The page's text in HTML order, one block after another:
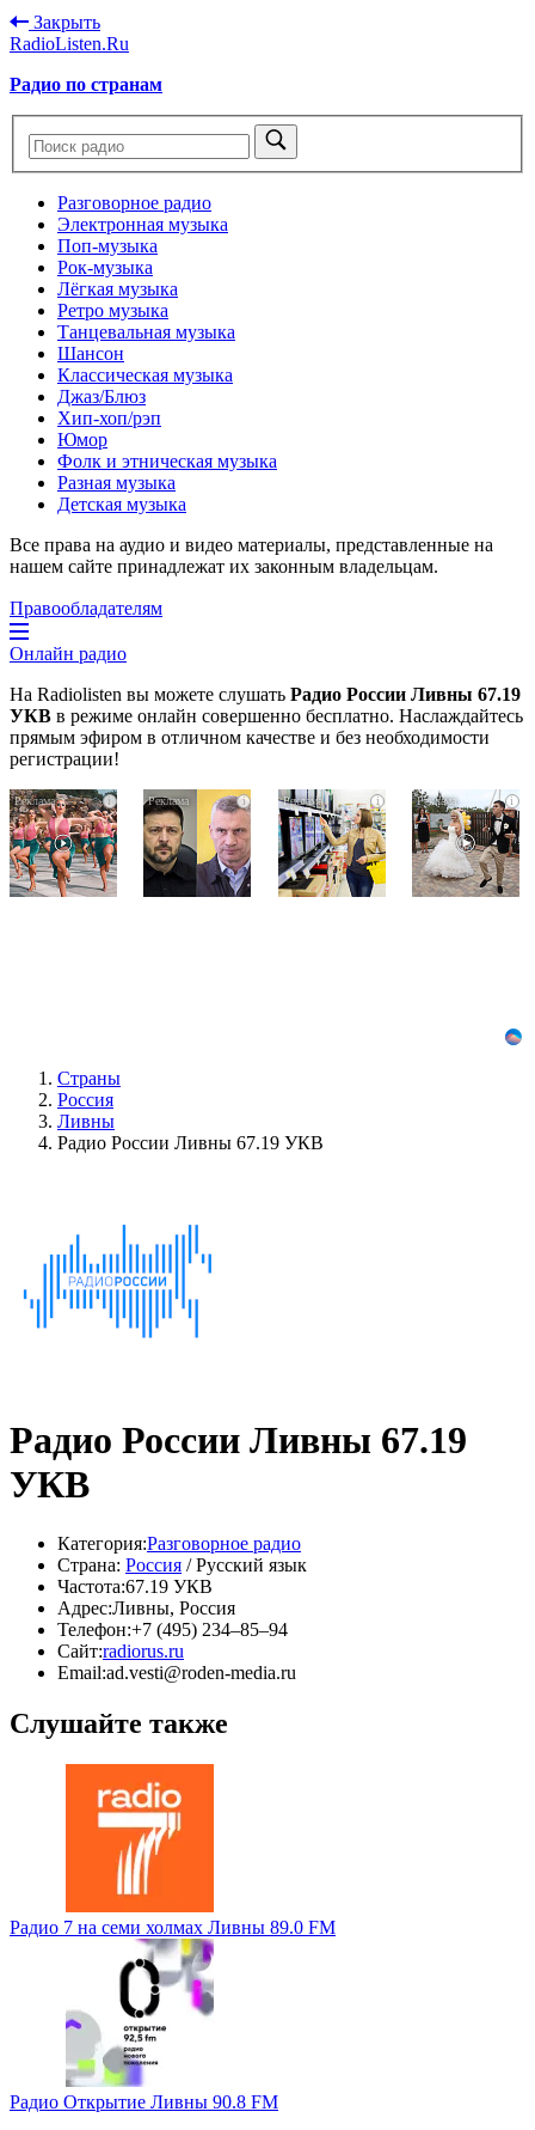
Закрыть
RadioListen.Ru
Радио по странам
Разговорное радио
Электронная музыка
Поп-музыка
Рок-музыка
Лёгкая музыка
Ретро музыка
Танцевальная музыка
Шансон
Классическая музыка
Джаз/Блюз
Хип-хоп/рэп
Юмор
Фолк и этническая музыка
Разная музыка
Детская музыка
Все права на аудио и видео материалы, представленные на
нашем сайте принадлежат их законным владельцам.
Правообладателям
Онлайн радио
На Radiolisten вы можете слушать Радио России Ливны 67.19
УКВ в режиме онлайн совершенно бесплатно. Наслаждайтесь
прямым эфиром в отличном качестве и без необходимости
регистрации!
i
Ржу
переставая,
это
видео
i
Публичный
удар
Зеленскому
Кличко:
i
Почему
вы
сможете
вернуть
i
Страны
Россия
Ливны
Радио России Ливны 67.19 УКВ
Радио России Ливны 67.19
УКВ
Категория:Разговорное радио
Страна: Россия / Русский язык
Частота:67.19 УКВ
Адрес:Ливны, Россия
Телефон:+7 (495) 234‒85‒94
Сайт:radiorus.ru
Email:ad.vesti@roden-media.ru
Слушайте также
Радио 7 на семи холмах Ливны 89.0 FM
Радио Открытие Ливны 90.8 FM